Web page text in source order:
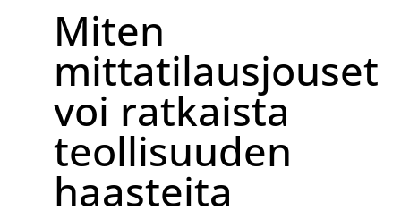
Miten
mittatilausjouset
voi ratkaista
teollisuuden
haasteita